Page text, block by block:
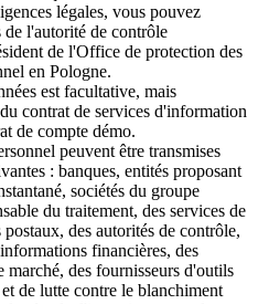
légales, vous pouvez
de l'autorité de contrôle
de l'Office de protection des
en Pologne.
est facultative, mais
contrat de services d'information
de compte démo.
peuvent être transmises
: banques, entités proposant
sociétés du groupe
du traitement, des services de
postaux, des autorités de contrôle,
financières, des
marché, des fournisseurs d'outils
de lutte contre le blanchiment